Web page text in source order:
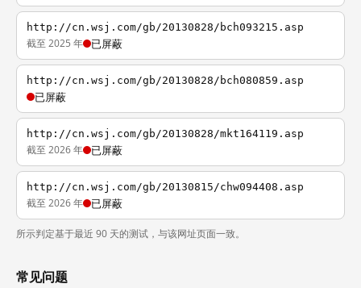
http://cn.wsj.com/gb/20130828/bch093215.asp
截至 2025 年 已屏蔽
http://cn.wsj.com/gb/20130828/bch080859.asp
已屏蔽
http://cn.wsj.com/gb/20130828/mkt164119.asp
截至 2026 年 已屏蔽
http://cn.wsj.com/gb/20130815/chw094408.asp
截至 2026 年 已屏蔽
所示判定基于最近 90 天的测试，与该网址页面一致。
常见问题